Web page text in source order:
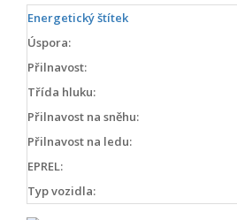
Energetický štítek
Úspora:
Přilnavost:
Třída hluku:
Přilnavost na sněhu:
Přilnavost na ledu:
EPREL:
Typ vozidla: